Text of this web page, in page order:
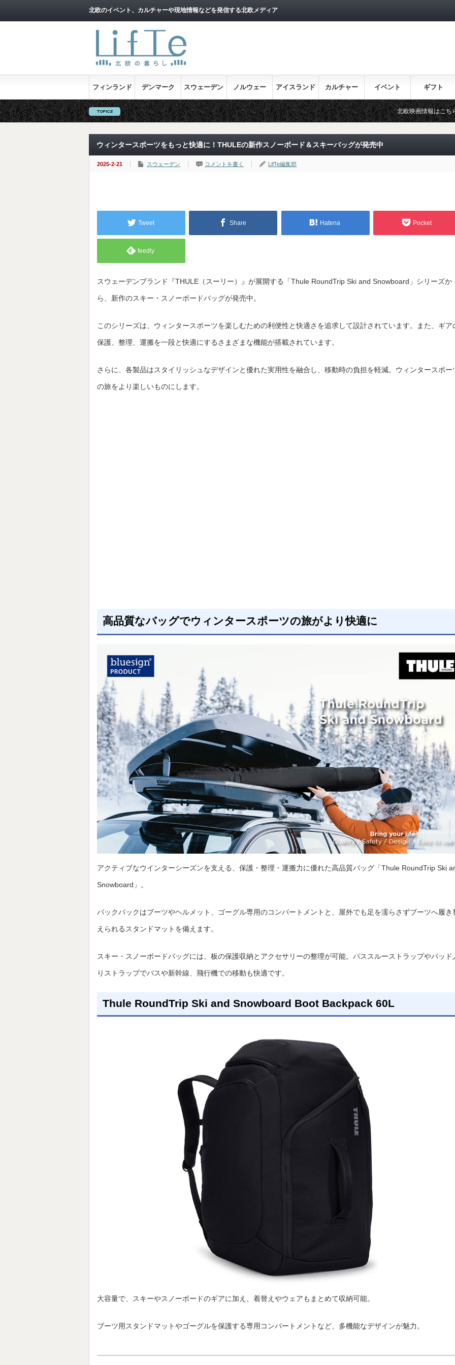
北欧のイベント、カルチャーや現地情報などを発信する北欧メディア
フィンランド デンマーク スウェーデン ノルウェー アイスランド カルチャー イベント ギフト
北欧映画情報はこちら♪
ウィンタースポーツをもっと快適に！THULEの新作スノーボード＆スキーバッグが発売中
2025-2-21 スウェーデン コメントを書く LifTe編集部
Tweet Share Hatena Pocket
feedly
スウェーデンブランド『THULE（スーリー）』が展開する「Thule RoundTrip Ski and Snowboard」シリーズか
ら、新作のスキー・スノーボードバッグが発売中。
このシリーズは、ウィンタースポーツを楽しむための利便性と快適さを追求して設計されています。また、ギア
保護、整理、運搬を一段と快適にするさまざまな機能が搭載されています。
さらに、各製品はスタイリッシュなデザインと優れた実用性を融合し、移動時の負担を軽減。ウィンタースポー
の旅をより楽しいものにします。
高品質なバッグでウィンタースポーツの旅がより快適に
アクティブなウインターシーズンを支える、保護・整理・運搬力に優れた高品質バッグ「Thule RoundTrip Ski
Snowboard」。
バックパックはブーツやヘルメット、ゴーグル専用のコンパートメントと、屋外でも足を濡らさずブーツへ履き
えられるスタンドマットを備えます。
スキー・スノーボードバッグには、板の保護収納とアクセサリーの整理が可能。パススルーストラップやパッド
りストラップでバスや新幹線、飛行機での移動も快適です。
Thule RoundTrip Ski and Snowboard Boot Backpack 60L
大容量で、スキーやスノーボードのギアに加え、着替えやウェアもまとめて収納可能。
ブーツ用スタンドマットやゴーグルを保護する専用コンパートメントなど、多機能なデザインが魅力。